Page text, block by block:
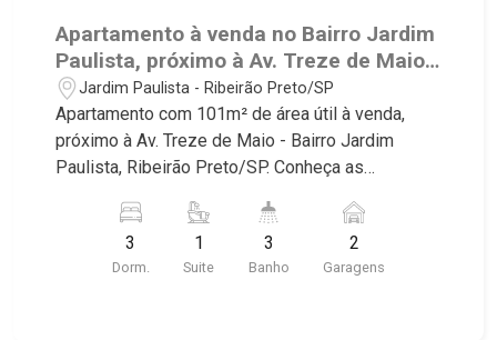
Apartamento à venda no Bairro Jardim
Paulista, próximo à Av. Treze de Maio -
Ribeirão Preto/SP.
Jardim Paulista - Ribeirão Preto/SP
Apartamento com 101m² de área útil à venda,
próximo à Av. Treze de Maio - Bairro Jardim
Paulista, Ribeirão Preto/SP. Conheça as
Imobiliária selecionou para você: - 101m² de área
útil - 3 dormitórios com armários sendo 1 suíte -
Banheiro social - Sala 2 ambientes - Cozinha e
3
Dorm.
1
Suite
3
Banho
2
Garagens